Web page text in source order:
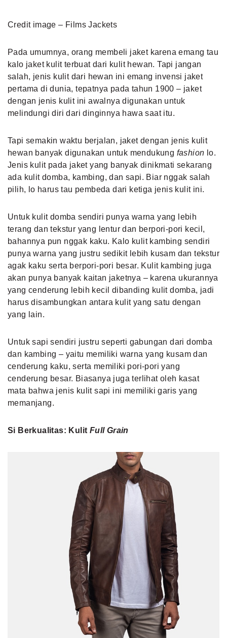
Credit image – Films Jackets
Pada umumnya, orang membeli jaket karena emang tau
kalo jaket kulit terbuat dari kulit hewan. Tapi jangan
salah, jenis kulit dari hewan ini emang invensi jaket
pertama di dunia, tepatnya pada tahun 1900 – jaket
dengan jenis kulit ini awalnya digunakan untuk
melindungi diri dari dinginnya hawa saat itu.
Tapi semakin waktu berjalan, jaket dengan jenis kulit
hewan banyak digunakan untuk mendukung fashion lo.
Jenis kulit pada jaket yang banyak dinikmati sekarang
ada kulit domba, kambing, dan sapi. Biar nggak salah
pilih, lo harus tau pembeda dari ketiga jenis kulit ini.
Untuk kulit domba sendiri punya warna yang lebih
terang dan tekstur yang lentur dan berpori-pori kecil,
bahannya pun nggak kaku. Kalo kulit kambing sendiri
punya warna yang justru sedikit lebih kusam dan tekstur
agak kaku serta berpori-pori besar. Kulit kambing juga
akan punya banyak kaitan jaketnya – karena ukurannya
yang cenderung lebih kecil dibanding kulit domba, jadi
harus disambungkan antara kulit yang satu dengan
yang lain.
Untuk sapi sendiri justru seperti gabungan dari domba
dan kambing – yaitu memiliki warna yang kusam dan
cenderung kaku, serta memiliki pori-pori yang
cenderung besar. Biasanya juga terlihat oleh kasat
mata bahwa jenis kulit sapi ini memiliki garis yang
memanjang.
Si Berkualitas: Kulit Full Grain